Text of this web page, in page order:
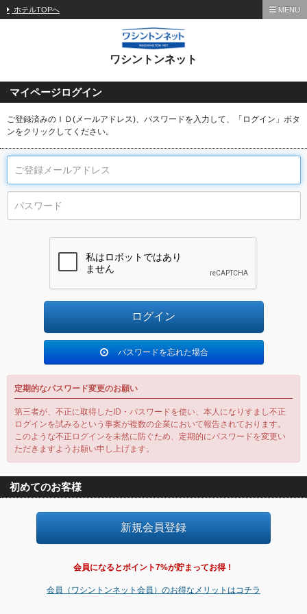
ホテルTOPへ MENU
ワシントンネット
マイページログイン
ご登録済みのＩＤ(メールアドレス)、パスワードを入力して、「ログイン」ボタ
ンをクリックしてください。
パスワードを忘れた場合
定期的なパスワード変更のお願い
第三者が、不正に取得したID・パスワードを使い、本人になりすまし不正
ログインを試みるという事案が複数の企業において報告されております。
このような不正ログインを未然に防ぐため、定期的にパスワードを変更い
ただきますようお願い申し上げます。
初めてのお客様
会員になるとポイント7%が貯まってお得！
会員（ワシントンネット会員）のお得なメリットはコチラ